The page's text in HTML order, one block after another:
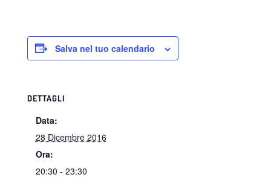
Salva nel tuo calendario
DETTAGLI
Data:
28 Dicembre 2016
Ora:
20:30 - 23:30